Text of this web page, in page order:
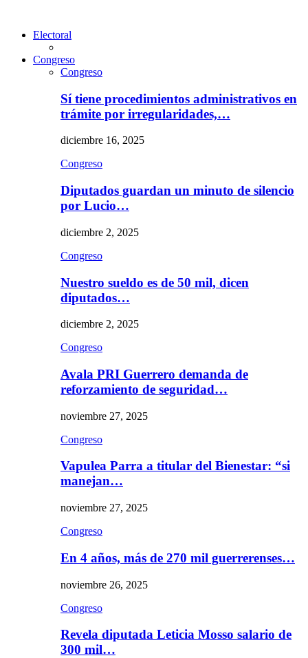
Electoral
Congreso
Congreso
Sí tiene procedimientos administrativos en
trámite por irregularidades,…
diciembre 16, 2025
Congreso
Diputados guardan un minuto de silencio
por Lucio…
diciembre 2, 2025
Congreso
Nuestro sueldo es de 50 mil, dicen
diputados…
diciembre 2, 2025
Congreso
Avala PRI Guerrero demanda de
reforzamiento de seguridad…
noviembre 27, 2025
Congreso
Vapulea Parra a titular del Bienestar: “si
manejan…
noviembre 27, 2025
Congreso
En 4 años, más de 270 mil guerrerenses…
noviembre 26, 2025
Congreso
Revela diputada Leticia Mosso salario de
300 mil…